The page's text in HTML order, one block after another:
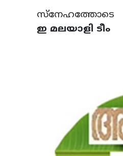
സ്നേഹത്തോടെ
ഇ മലയാളി ടീം